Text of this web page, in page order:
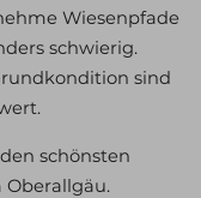
Wiesenpfade
schwierig.
sind
schönsten